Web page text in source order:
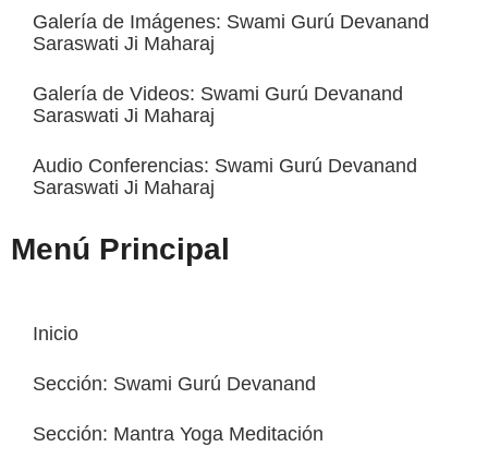
Galería de Imágenes: Swami Gurú Devanand
Saraswati Ji Maharaj
Galería de Videos: Swami Gurú Devanand
Saraswati Ji Maharaj
Audio Conferencias: Swami Gurú Devanand
Saraswati Ji Maharaj
Menú Principal
Inicio
Sección: Swami Gurú Devanand
Sección: Mantra Yoga Meditación